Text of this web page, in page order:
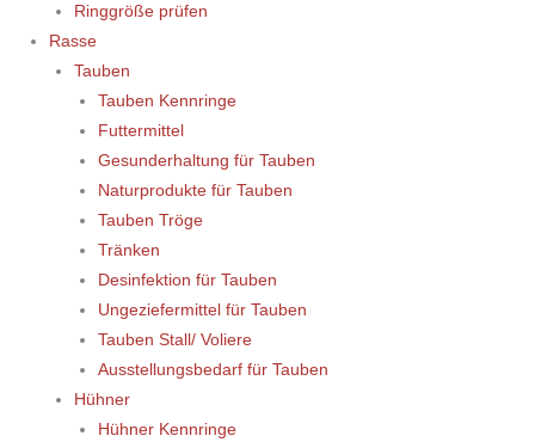
Ringgröße prüfen
Rasse
Tauben
Tauben Kennringe
Futtermittel
Gesunderhaltung für Tauben
Naturprodukte für Tauben
Tauben Tröge
Tränken
Desinfektion für Tauben
Ungeziefermittel für Tauben
Tauben Stall/ Voliere
Ausstellungsbedarf für Tauben
Hühner
Hühner Kennringe